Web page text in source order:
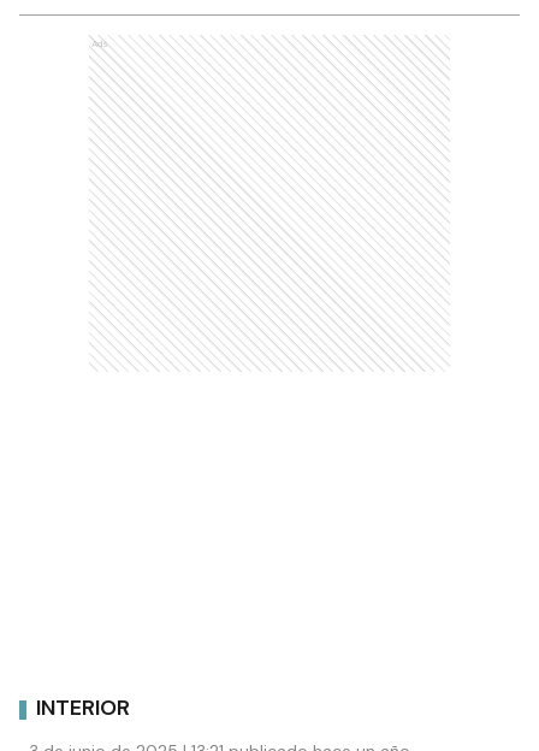
Ads
INTERIOR